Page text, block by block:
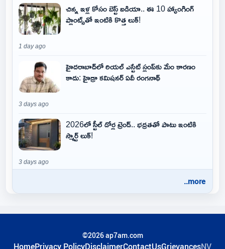
చిన్న ఇళ్ల కోసం బెస్ట్ ఐడియా.. ఈ 10 హ్యాంగింగ్
ప్లాంట్స్‌తో ఇంటికి కొత్త లుక్!
1 day ago
హైదరాబాద్‌లో రియల్ ఎస్టేట్ స్లంప్‌కు మేం కారణం
కాదు: హైడ్రా కమిషనర్ ఏవీ రంగనాథ్
3 days ago
2026లో స్టీల్ డోర్ల ట్రెండ్.. భద్రతతో పాటు ఇంటికి
స్మార్ట్ లుక్!
3 days ago
..more
©2026 ap7am.com
HomePrivacy PolicyDisclaimerContactUsGrievancesNV